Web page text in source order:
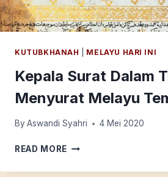
KUTUBKHANAH MELAYU HARI INI
Kepala Surat Dalam
Menyurat Melayu
By Aswandi Syahri 4 Mei 2020
READ MORE KEPALA
DALAM